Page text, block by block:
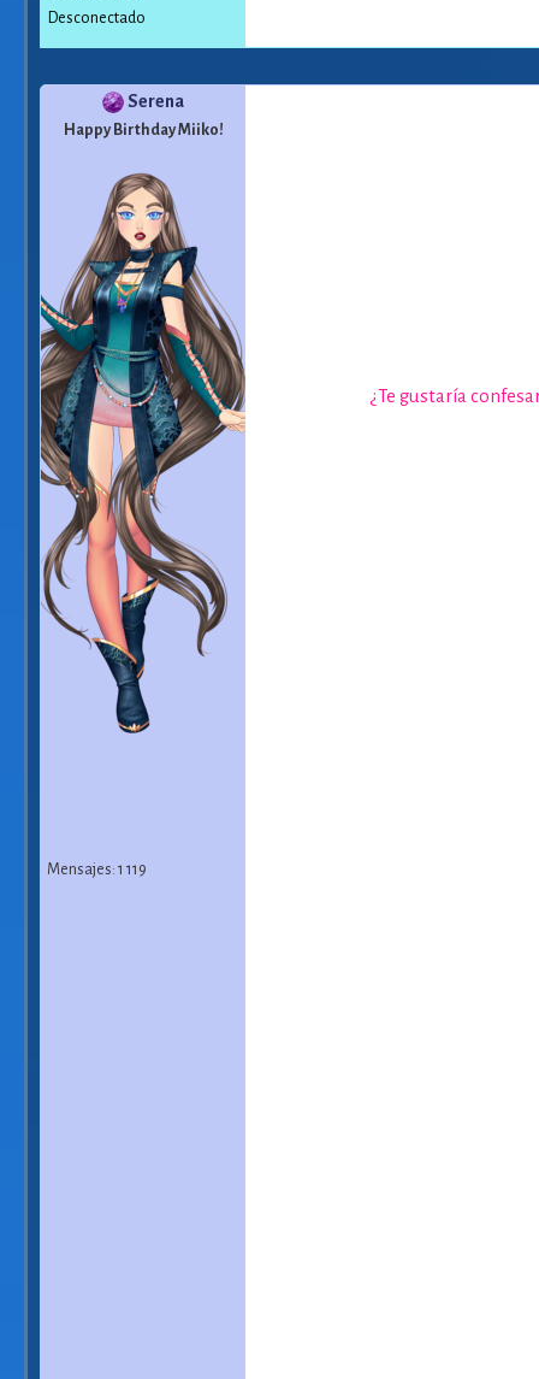
Desconectado
Serena
Happy Birthday Miiko!
Mensajes: 1 119
¿Te gustaría